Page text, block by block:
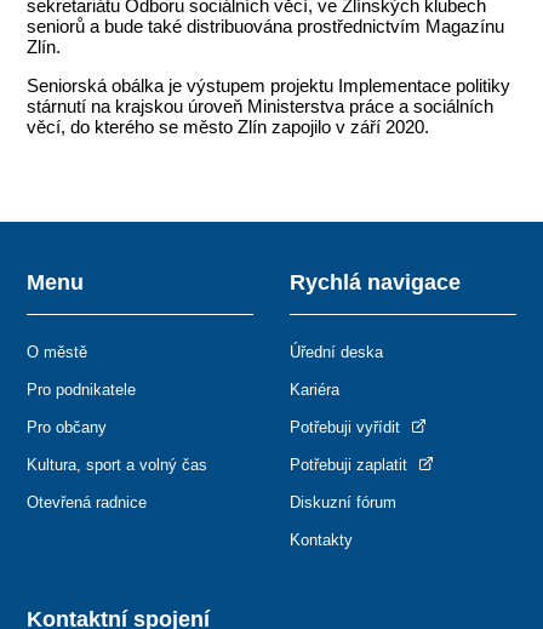
sekretariátu Odboru sociálních věcí, ve Zlínských klubech
seniorů a bude také distribuována prostřednictvím Magazínu
Zlín.
Seniorská obálka je výstupem projektu Implementace politiky
stárnutí na krajskou úroveň Ministerstva práce a sociálních
věcí, do kterého se město Zlín zapojilo v září 2020.
Kontaktní spojení
Menu
O městě
Pro podnikatele
Pro občany
Kultura, sport a volný čas
Otevřená radnice
Rychlá navigace
Úřední deska
Kariéra
Potřebuji vyřídit
Potřebuji zaplatit
Diskuzní fórum
Kontakty